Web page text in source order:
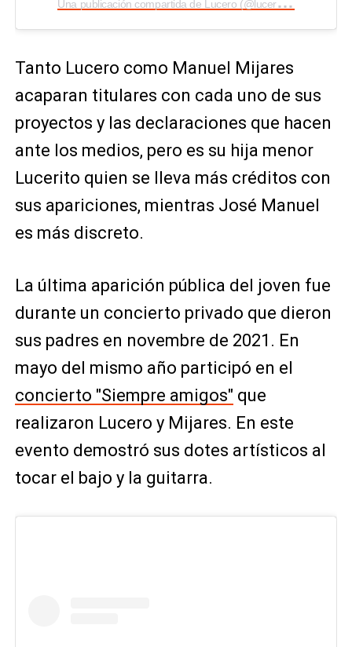
Tanto Lucero como Manuel Mijares
acaparan titulares con cada uno de sus
proyectos y las declaraciones que hacen
ante los medios, pero es su hija menor
Lucerito quien se lleva más créditos con
sus apariciones, mientras José Manuel
es más discreto.
La última aparición pública del joven fue
durante un concierto privado que dieron
sus padres en novembre de 2021. En
mayo del mismo año participó en el
concierto "Siempre amigos" que
realizaron Lucero y Mijares. En este
evento demostró sus dotes artísticos al
tocar el bajo y la guitarra.